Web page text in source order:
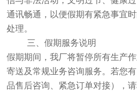
通讯畅通，以便假期有紧急事宜
处理。
三、假期服务说明
假期期间，我厂将暂停所有生产
寄送及常规业务咨询服务。若您
品售后咨询、紧急订单对接），